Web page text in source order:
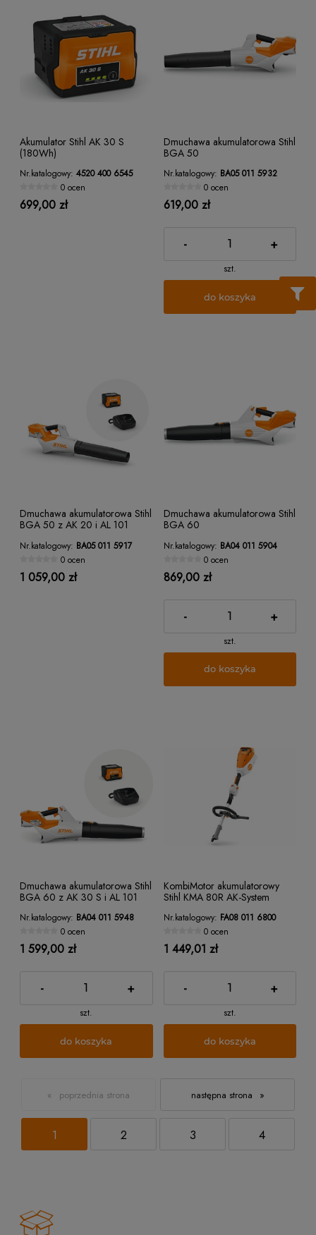
Akumulator Stihl AK 30 S
(180Wh)
Nr.katalogowy: 4520 400 6545
0 ocen
699,00 zł
Dmuchawa akumulatorowa Stihl
BGA 50
Nr.katalogowy: BA05 011 5932
0 ocen
619,00 zł
- +
szt.
do koszyka
Dmuchawa akumulatorowa Stihl
BGA 50 z AK 20 i AL 101
Nr.katalogowy: BA05 011 5917
0 ocen
1 059,00 zł
Dmuchawa akumulatorowa Stihl
BGA 60
Nr.katalogowy: BA04 011 5904
0 ocen
869,00 zł
- +
szt.
do koszyka
Dmuchawa akumulatorowa Stihl
BGA 60 z AK 30 S i AL 101
Nr.katalogowy: BA04 011 5948
0 ocen
1 599,00 zł
- +
szt.
do koszyka
KombiMotor akumulatorowy
Stihl KMA 80R AK-System
Nr.katalogowy: FA08 011 6800
0 ocen
1 449,01 zł
- +
szt.
do koszyka
«
1 2 3 4
»